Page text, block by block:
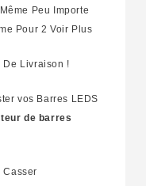
Peu Importe
Pour 2 Voir Plus
De Livraison !
vos Barres LEDS
de barres
Casser